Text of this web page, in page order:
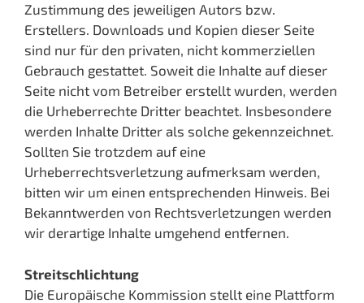
Zustimmung des jeweiligen Autors bzw.
Erstellers. Downloads und Kopien dieser Seite
sind nur für den privaten, nicht kommerziellen
Gebrauch gestattet. Soweit die Inhalte auf dieser
Seite nicht vom Betreiber erstellt wurden, werden
die Urheberrechte Dritter beachtet. Insbesondere
werden Inhalte Dritter als solche gekennzeichnet.
Sollten Sie trotzdem auf eine
Urheberrechtsverletzung aufmerksam werden,
bitten wir um einen entsprechenden Hinweis. Bei
Bekanntwerden von Rechtsverletzungen werden
wir derartige Inhalte umgehend entfernen.
Streitschlichtung
Die Europäische Kommission stellt eine Plattform